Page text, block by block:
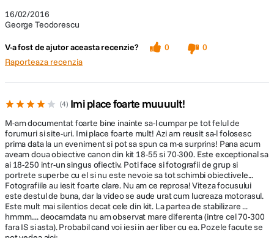
16/02/2016
George Teodorescu
V-a fost de ajutor aceasta recenzie? 0
0
Raporteaza recenzia
4 Imi place foarte muuuult!
M-am documentat foarte bine inainte sa-l cumpar pe tot felul de
forumuri si site-uri. Imi place foarte mult! Azi am reusit sa-l folosesc
prima data la un eveniment si pot sa spun ca m-a surprins! Pana acum
aveam doua obiective canon din kit 18-55 si 70-300. Este exceptional sa
ai 18-250 intr-un singus ofiectiv. Poti face si fotografii de grup si
portrete superbe cu el si nu este nevoie sa tot schimbi obiectivele...
Fotografiile au iesit foarte clare. Nu am ce reprosa! Viteza focusului
este destul de buna, dar la video se aude urat cum lucreaza motorasul.
Este mult mai silentios decat cele din kit. La partea de stabilizare ...
hmmm.... deocamdata nu am observat mare diferenta (intre cel 70-300
fara IS si asta). Probabil cand voi iesi in aer liber cu ea. Pozele facute se